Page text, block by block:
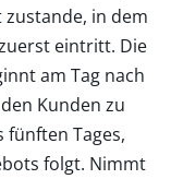
in dem
eintritt. Die
am Tag nach
Kunden zu
Tages,
folgt. Nimmt